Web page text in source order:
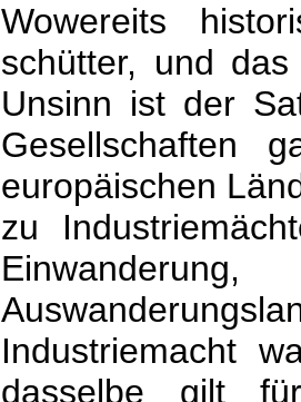
Wowereits
schütter, und
Unsinn ist der
Gesellschaften
europäischen
zu
Industriemacht
dasselbe gilt